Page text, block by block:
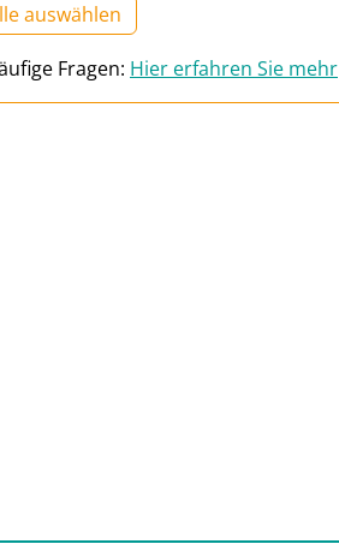
auswählen
Fragen: Hier erfahren Sie mehr